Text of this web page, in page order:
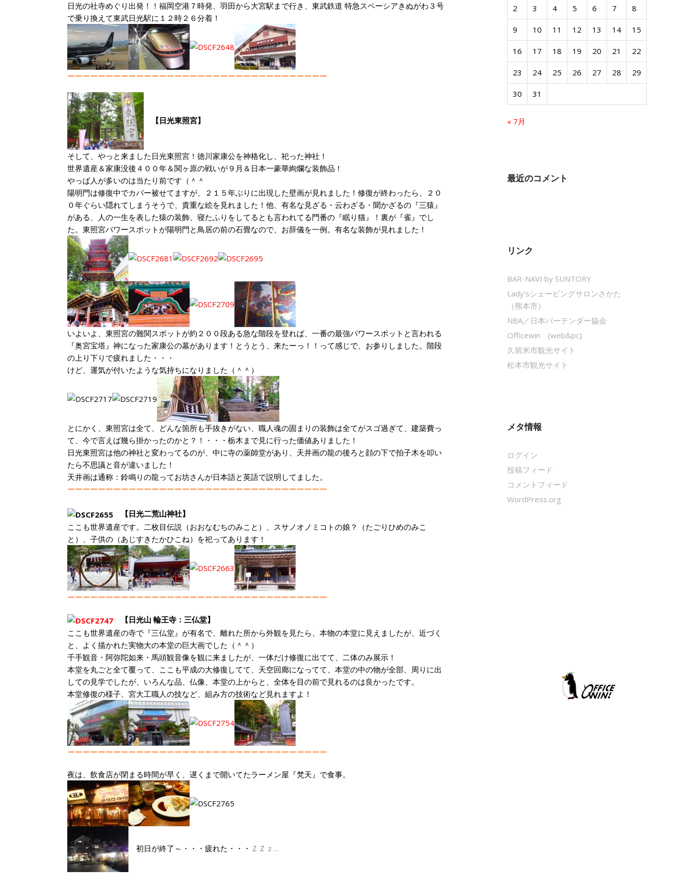
日光の社寺めぐり出発！！福岡空港７時発、羽田から大宮駅まで行き、東武鉄道 特急スペーシアきぬがわ３号
で乗り換えて東武日光駅に１２時２６分着！
ーーーーーーーーーーーーーーーーーーーーーーーーーーーーーーーーーー
【日光東照宮】
そして、やっと来ました日光東照宮！徳川家康公を神格化し、祀った神社！
世界遺産＆家康没後４００年＆関ヶ原の戦いが９月＆日本一豪華絢爛な装飾品！
やっぱ人が多いのは当たり前です（＾＾ゞ
陽明門は修復中でカバー被せてますが、２１５年ぶりに出現した壁画が見れました！修復が終わったら、２０
０年ぐらい隠れてしまうそうで、貴重な絵を見れました！他、有名な見ざる・云わざる・聞かざるの『三猿』
がある、人の一生を表した猿の装飾、寝たふりをしてるとも言われてる門番の『眠り猫』！裏が『雀』でし
た。東照宮パワースポットが陽明門と鳥居の前の石畳なので、お辞儀を一例。有名な装飾が見れました！
いよいよ、東照宮の難関スポットが約２００段ある急な階段を登れば、一番の最強パワースポットと言われる
『奥宮宝塔』神になった家康公の墓があります！とうとう、来たーっ！！って感じで、お参りしました。階段
の上り下りで疲れました・・・
けど、運気が付いたような気持ちになりました（＾＾）
とにかく、東照宮は全て、どんな箇所も手抜きがない、職人魂の固まりの装飾は全てがスゴ過ぎて、建築費っ
て、今で言えば幾ら掛かったのかと？！・・・栃木まで見に行った価値ありました！
日光東照宮は他の神社と変わってるのが、中に寺の薬師堂があり、天井画の龍の後ろと顔の下で拍子木を叩い
たら不思議と音が違いました！
天井画は通称：鈴鳴りの龍ってお坊さんが日本語と英語で説明してました。
ーーーーーーーーーーーーーーーーーーーーーーーーーーーーーーーーーー
【日光二荒山神社】
ここも世界遺産です。二枚目伝説（おおなむちのみこと）、スサノオノミコトの娘？（たごりひめのみこ
と）、子供の（あじすきたかひこね）を祀ってあります！
ーーーーーーーーーーーーーーーーーーーーーーーーーーーーーーーーーー
【日光山 輪王寺：三仏堂】
ここも世界遺産の寺で『三仏堂』が有名で、離れた所から外観を見たら、本物の本堂に見えましたが、近づく
と、よく描かれた実物大の本堂の巨大画でした（＾＾）
千手観音・阿弥陀如来・馬頭観音像を観に来ましたが、一体だけ修復に出てて、二体のみ展示！
本堂を丸ごと全て覆って、ここも平成の大修復してて、天空回廊になってて、本堂の中の物が全部、周りに出
しての見学でしたが、いろんな品、仏像、本堂の上からと、全体を目の前で見れるのは良かったです。
本堂修復の様子、宮大工職人の技など、組み方の技術など見れますよ！
ーーーーーーーーーーーーーーーーーーーーーーーーーーーーーーーーーー
夜は、飲食店が閉まる時間が早く、遅くまで開いてたラーメン屋『梵天』で食事。
初日が終了～・・・疲れた・・・ ＺＺｚ…
2 3 4 5 6 7 8
9 10 11 12 13 14 15
16 17 18 19 20 21 22
23 24 25 26 27 28 29
30 31
« 7月
最近のコメント
リンク
BAR-NAVI by SUNTORY
Lady'sシェービングサロンさかた
（熊本市）
NBA／日本バーテンダー協会
Officewin (web&pc)
久留米市観光サイト
松本市観光サイト
メタ情報
ログイン
投稿フィード
コメントフィード
WordPress.org